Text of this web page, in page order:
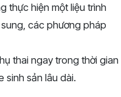
thực hiện một liệu trình
các phương pháp
thai ngay trong thời gian
sinh sản lâu dài.